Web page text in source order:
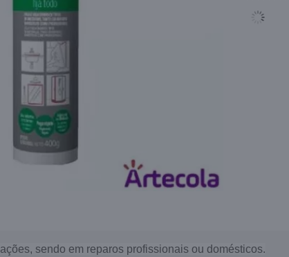
sendo em reparos profissionais ou domésticos.